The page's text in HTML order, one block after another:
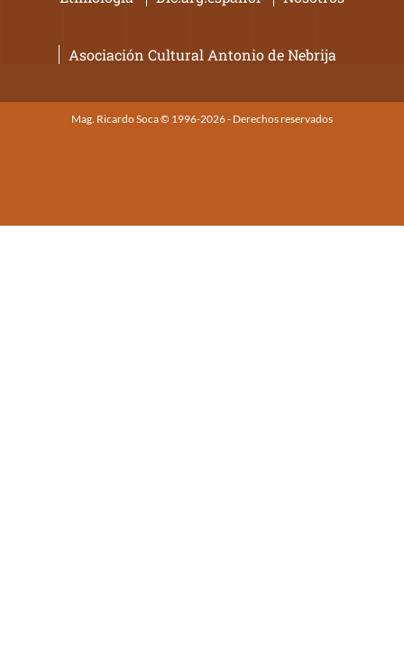
Asociación Cultural Antonio de Nebrija
Mag. Ricardo Soca © 1996-2026 - Derechos reservados